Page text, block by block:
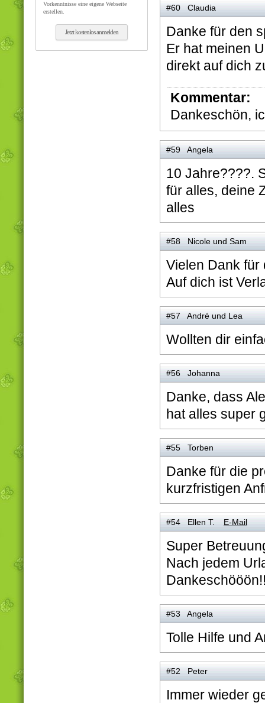
Vorkenntnisse eine eigene Webseite
erstellen.
Jetzt kostenlos anmelden
#60 Claudia
Danke für den
Er hat meinen
direkt auf dich
Kommentar:
Dankeschön,
#59 Angela
10 Jahre????.
für alles, deine
alles
#58 Nicole und Sam
Vielen Dank für
Auf dich ist
#57 André und Lea
Wollten dir
#56 Johanna
Danke, dass
hat alles super
#55 Torben
Danke für die
kurzfristigen
#54 Ellen T. E-Mail
Super
Nach jedem
#53 Angela
Tolle Hilfe und
#52 Peter
Immer wieder